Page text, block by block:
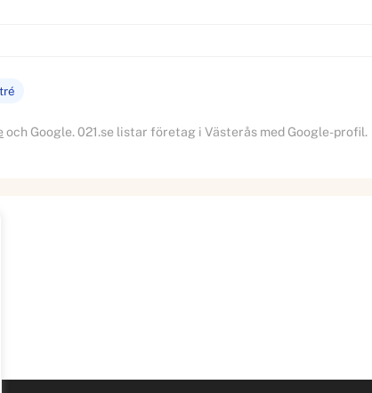
och Google. 021.se listar företag i Västerås med Google-profil.